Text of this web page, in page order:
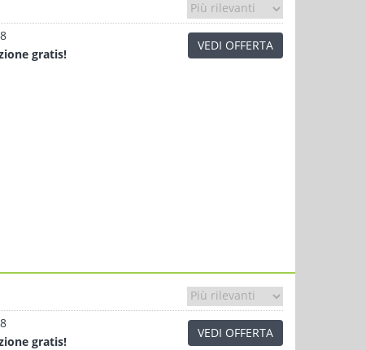
gratis!
VEDI OFFERTA
gratis!
VEDI OFFERTA